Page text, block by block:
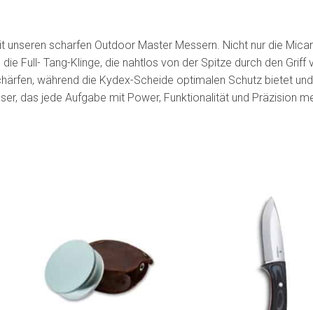
unseren scharfen Outdoor Master Messern. Nicht nur die
Full- Tang-Klinge, die nahtlos von der Spitze durch den
während die Kydex-Scheide optimalen Schutz bietet
das jede Aufgabe mit Power, Funktionalität und Präzision